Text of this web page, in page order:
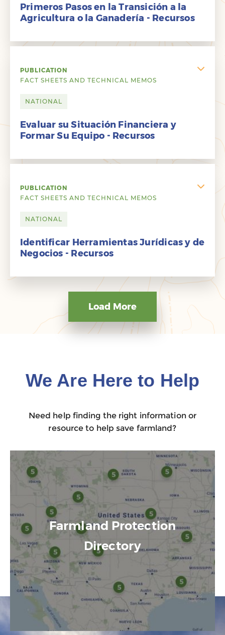
Primeros Pasos en la Transición a la
Agricultura o la Ganadería - Recursos
PUBLICATION
FACT SHEETS AND TECHNICAL MEMOS
NATIONAL
Evaluar su Situación Financiera y
Formar Su Equipo - Recursos
PUBLICATION
FACT SHEETS AND TECHNICAL MEMOS
NATIONAL
Identificar Herramientas Jurídicas y de
Negocios - Recursos
Load More
We Are Here to Help
Need help finding the right information or
resource to help save farmland?
Farmland Protection
Directory